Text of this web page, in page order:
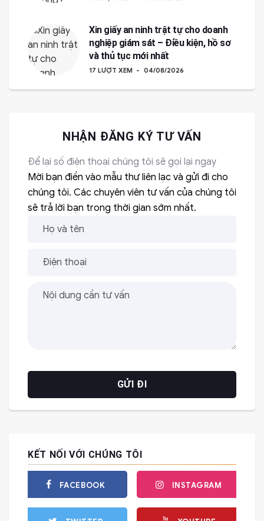
Xin giấy an ninh trật tự cho doanh
nghiệp giám sát – Điều kiện, hồ sơ
và thủ tục mới nhất
17 LƯỢT XEM 04/08/2026
NHẬN ĐĂNG KÝ TƯ VẤN
Để lại số điện thoại chúng tôi sẽ gọi lại ngay
Mời bạn điền vào mẫu thư liên lạc và gửi đi cho
chúng tôi. Các chuyên viên tư vấn của chúng tôi
sẽ trả lời bạn trong thời gian sớm nhất.
KẾT NỐI VỚI CHÚNG TÔI
FACEBOOK INSTAGRAM